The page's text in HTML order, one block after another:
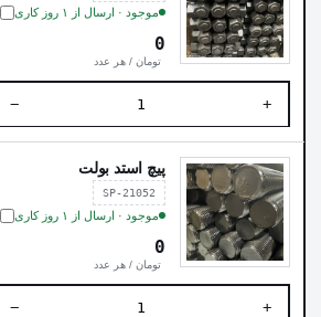
موجود · ارسال از ۱ روز کاری
0
تومان / هر عدد
+
−
پیچ استد بولت
SP-21052
موجود · ارسال از ۱ روز کاری
0
تومان / هر عدد
+
−